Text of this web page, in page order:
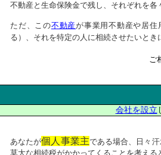
不動産と生命保険金で残し、それぞれを
ただ、この不動産が事業用不動産や居住
る）、それを特定の人に相続させたいとき
ご
会社を設立
あなたが個人事業主である場合、日々
莫大な相続税がかかってくることを考え